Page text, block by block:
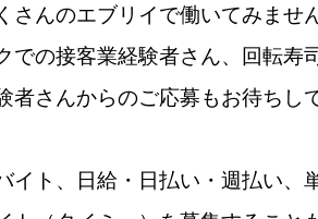
さんのエブリイで働いてみませ
での接客業経験者さん、回転寿
者さんからのご応募もお待ちし
イト、日給・日払い・週払い、